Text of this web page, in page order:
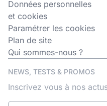
Données personnelles
et cookies
Paramétrer les cookies
Plan de site
Qui sommes-nous ?
NEWS, TESTS & PROMOS
Inscrivez vous à nos